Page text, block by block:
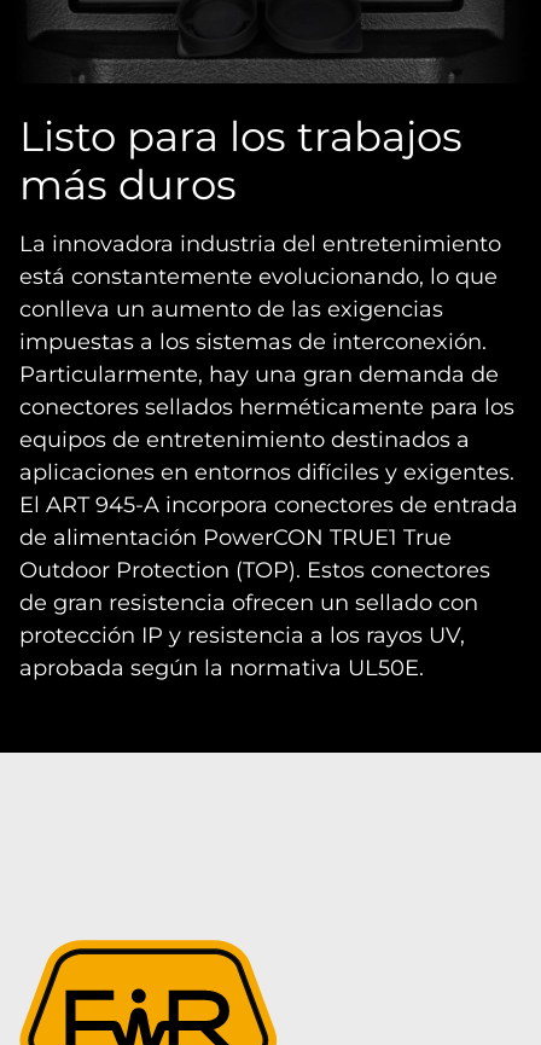
Listo para los trabajos
más duros
La innovadora industria del entretenimiento
está constantemente evolucionando, lo que
conlleva un aumento de las exigencias
impuestas a los sistemas de interconexión.
Particularmente, hay una gran demanda de
conectores sellados herméticamente para los
equipos de entretenimiento destinados a
aplicaciones en entornos difíciles y exigentes.
El ART 945-A incorpora conectores de entrada
de alimentación PowerCON TRUE1 True
Outdoor Protection (TOP). Estos conectores
de gran resistencia ofrecen un sellado con
protección IP y resistencia a los rayos UV,
aprobada según la normativa UL50E.